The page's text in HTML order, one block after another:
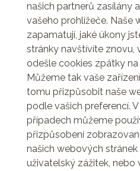
našich partnerů zasílány
vašeho prohlížeče. Naše
zapamatují, jaké úkony
stránky navštívíte znovu,
odešle cookies zpátky
Můžeme tak vaše
tomu přizpůsobit naše
podle vašich preferencí.
případech můžeme
přizpůsobení
našich webových stránek
uživatelský zážitek, nebo